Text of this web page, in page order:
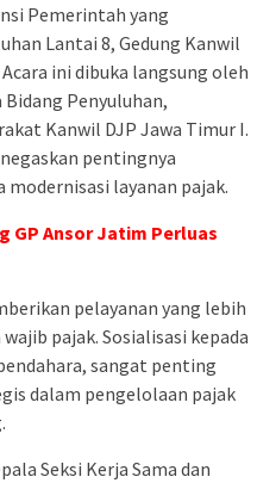
Pemerintah yang
Lantai 8, Gedung Kanwil
ini dibuka langsung oleh
Penyuluhan,
Kanwil DJP Jawa Timur I.
pentingnya
modernisasi layanan pajak.
GP Ansor Jatim Perluas
pelayanan yang lebih
pajak. Sosialisasi kepada
sangat penting
dalam pengelolaan pajak
Seksi Kerja Sama dan